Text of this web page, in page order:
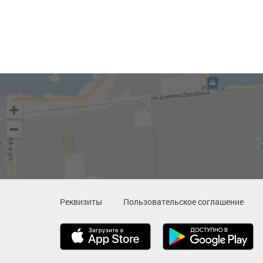
Реквизиты Пользовательское соглашение